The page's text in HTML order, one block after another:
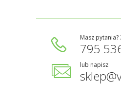
Masz
795
lub napisz